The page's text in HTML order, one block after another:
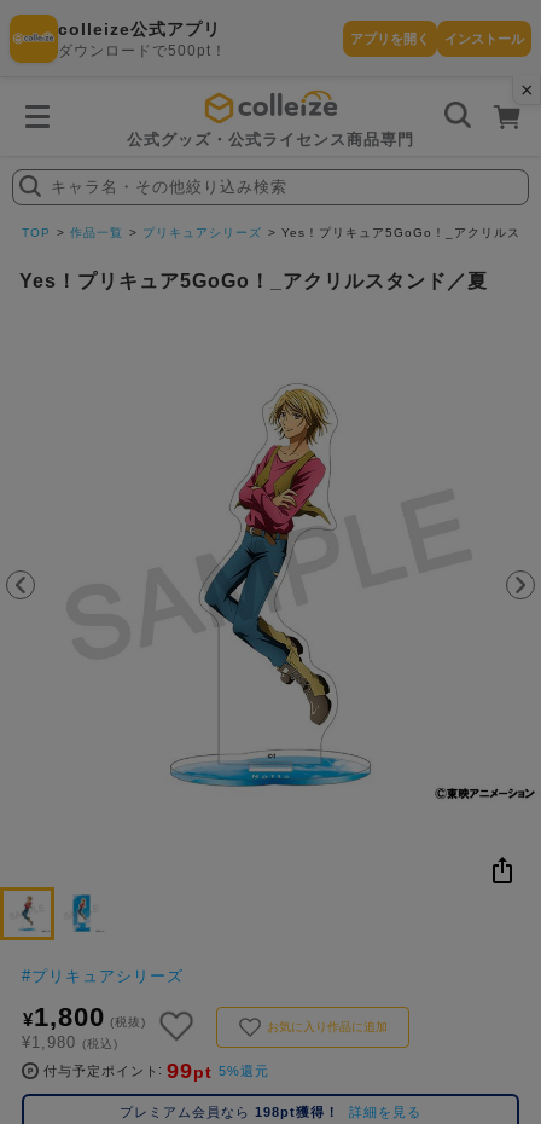
×
colleize公式アプリ
ダウンロードで500pt！
アプリを開く インストール
公式グッズ・公式ライセンス商品専門
探
す
コ
キャラ名・その他絞り込み検索
TOP 作品一覧 プリキュアシリーズ Yes！プリキュア5GoGo！_アクリルスタ
Yes！プリキュア5GoGo！_アクリルスタンド／夏
#プリキュアシリーズ
¥1,800 (税抜)
¥1,980 (税込)
お気に入り作品に追加
付与予定ポイント 99pt 5%還元
プレミアム会員なら 198pt獲得！ 詳細を見る